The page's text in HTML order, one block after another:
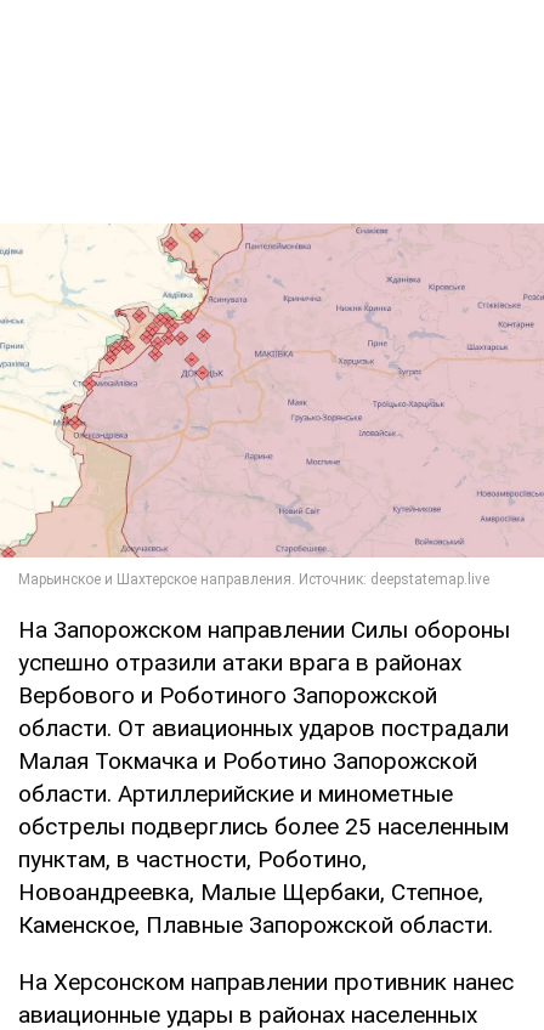
На Запорожском направлении Силы обороны
успешно отразили атаки врага в районах
Вербового и Роботиного Запорожской
области. От авиационных ударов пострадали
Малая Токмачка и Роботино Запорожской
области. Артиллерийские и минометные
обстрелы подверглись более 25 населенным
пунктам, в частности, Роботино,
Новоандреевка, Малые Щербаки, Степное,
Каменское, Плавные Запорожской области.
На Херсонском направлении противник нанес
авиационные удары в районах населенных